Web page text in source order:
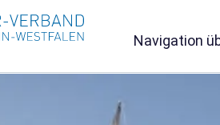
Navigation